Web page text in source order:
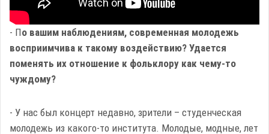
- По вашим наблюдениям, современная молодежь
восприимчива к такому воздействию? Удается
поменять их отношение к фольклору как чему-то
чуждому?
- У нас был концерт недавно, зрители – студенческая
молодежь из какого-то института. Молодые, модные, лет